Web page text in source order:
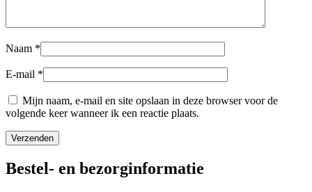
Naam *
E-mail *
Mijn naam, e-mail en site opslaan in deze browser voor de
volgende keer wanneer ik een reactie plaats.
Bestel- en bezorginformatie